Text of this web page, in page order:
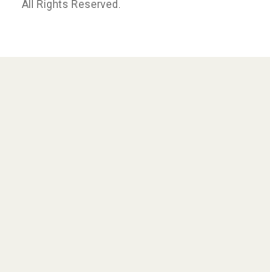
All Rights Reserved.